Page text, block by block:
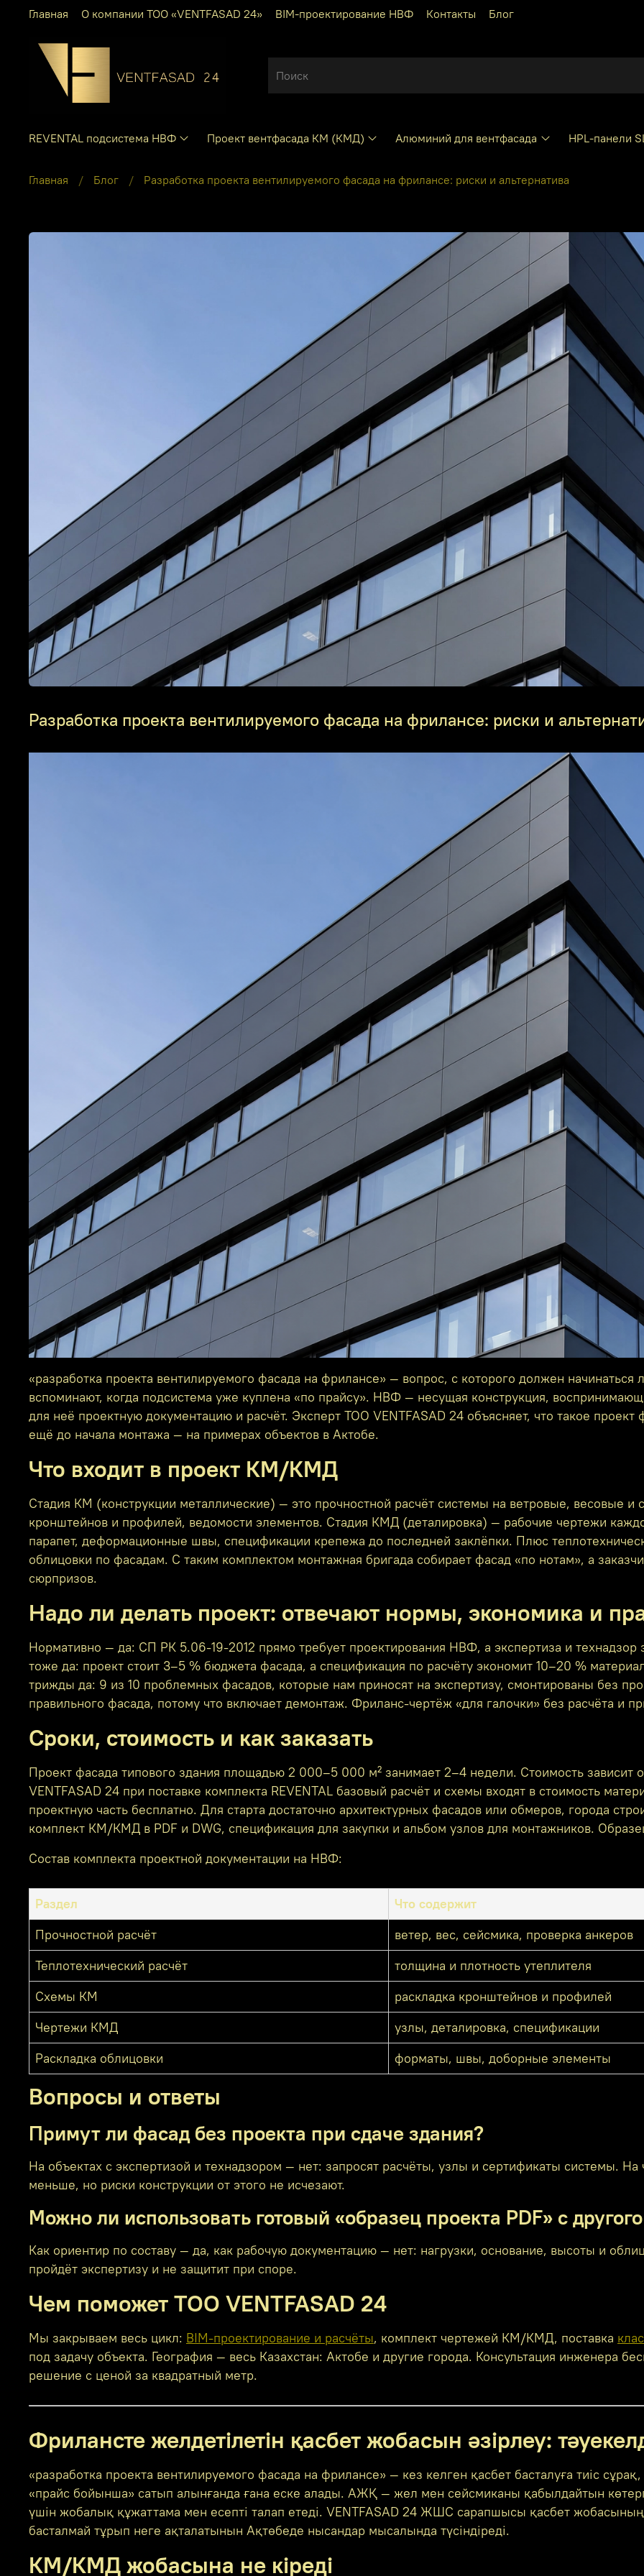
Главная О компании ТОО «VENTFASAD 24» BIM-проектирование НВФ Контакты Блог
REVENTAL подсистема НВФ Проект вентфасада КМ (КМД) Алюминий для вентфасада HPL-панели
Главная Блог Разработка проекта вентилируемого фасада на фрилансе: риски и альтернатива
Разработка проекта вентилируемого фасада на фрилансе: риски и
«разработка проекта вентилируемого фасада на фрилансе» — вопрос, с которого должен
вспоминают, когда подсистема уже куплена «по прайсу». НВФ — несущая конструкция,
для неё проектную документацию и расчёт. Эксперт ТОО VENTFASAD 24 объясняет, что такое проект
ещё до начала монтажа — на примерах объектов в Актобе.
Что входит в проект КМ/КМД
Стадия КМ (конструкции металлические) — это прочностной расчёт системы на ветровые, весовые и
кронштейнов и профилей, ведомости элементов. Стадия КМД (деталировка) — рабочие чертежи
парапет, деформационные швы, спецификации крепежа до последней заклёпки. Плюс
облицовки по фасадам. С таким комплектом монтажная бригада собирает фасад «по нотам», а
сюрпризов.
Надо ли делать проект: отвечают нормы, экономика и
Нормативно — да: СП РК 5.06-19-2012 прямо требует проектирования НВФ, а экспертиза и
тоже да: проект стоит 3–5 % бюджета фасада, а спецификация по расчёту экономит 10–20 %
трижды да: 9 из 10 проблемных фасадов, которые нам приносят на экспертизу, смонтированы без
правильного фасада, потому что включает демонтаж. Фриланс-чертёж «для галочки» без расчёта и
Сроки, стоимость и как заказать
Проект фасада типового здания площадью 2 000–5 000 м² занимает 2–4 недели. Стоимость
VENTFASAD 24 при поставке комплекта REVENTAL базовый расчёт и схемы входят в стоимость
проектную часть бесплатно. Для старта достаточно архитектурных фасадов или обмеров, города
комплект КМ/КМД в PDF и DWG, спецификация для закупки и альбом узлов для монтажников.
Состав комплекта проектной документации на НВФ:
Раздел
Что содержит
Прочностной расчёт
ветер, вес, сейсмика, проверка анкеров
Теплотехнический расчёт
толщина и плотность утеплителя
Схемы КМ
раскладка кронштейнов и профилей
Чертежи КМД
узлы, деталировка, спецификации
Раскладка облицовки
форматы, швы, доборные элементы
Вопросы и ответы
Примут ли фасад без проекта при сдаче здания?
На объектах с экспертизой и технадзором — нет: запросят расчёты, узлы и сертификаты системы.
меньше, но риски конструкции от этого не исчезают.
Можно ли использовать готовый «образец проекта PDF» с
Как ориентир по составу — да, как рабочую документацию — нет: нагрузки, основание, высоты и
пройдёт экспертизу и не защитит при споре.
Чем поможет ТОО VENTFASAD 24
Мы закрываем весь цикл: BIM-проектирование и расчёты, комплект чертежей КМ/КМД, поставка
под задачу объекта. География — весь Казахстан: Актобе и другие города. Консультация инженера
решение с ценой за квадратный метр.
Фрилансте желдетілетін қасбет жобасын әзірлеу:
«разработка проекта вентилируемого фасада на фрилансе» — кез келген қасбет басталуға тиіс
«прайс бойынша» сатып алынғанда ғана еске алады. АЖҚ — жел мен сейсмиканы қабылдайтын
үшін жобалық құжаттама мен есепті талап етеді. VENTFASAD 24 ЖШС сарапшысы қасбет
басталмай тұрып неге ақталатынын Ақтөбеде нысандар мысалында түсіндіреді.
КМ/КМД жобасына не кіреді